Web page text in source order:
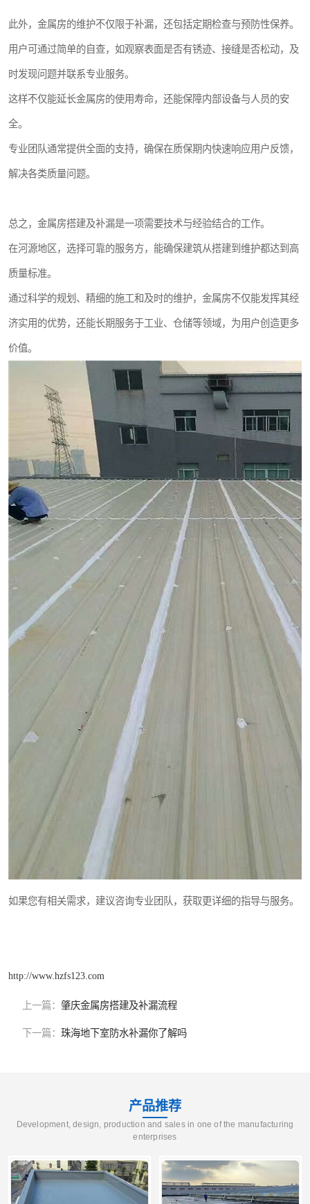
此外，金属房的维护不仅限于补漏，还包括定期检查与预防性保养。
用户可通过简单的自查，如观察表面是否有锈迹、接缝是否松动，及
时发现问题并联系专业服务。
这样不仅能延长金属房的使用寿命，还能保障内部设备与人员的安
全。
专业团队通常提供全面的支持，确保在质保期内快速响应用户反馈，
解决各类质量问题。
总之，金属房搭建及补漏是一项需要技术与经验结合的工作。
在河源地区，选择可靠的服务方，能确保建筑从搭建到维护都达到高
质量标准。
通过科学的规划、精细的施工和及时的维护，金属房不仅能发挥其经
济实用的优势，还能长期服务于工业、仓储等领域，为用户创造更多
价值。
如果您有相关需求，建议咨询专业团队，获取更详细的指导与服务。
http://www.hzfs123.com
上一篇： 肇庆金属房搭建及补漏流程
下一篇： 珠海地下室防水补漏你了解吗
产品推荐
Development, design, production and sales in one of the manufacturing
enterprises